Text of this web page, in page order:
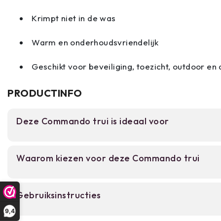
9,4
Krimpt niet in de was
Warm en onderhoudsvriendelijk
Geschikt voor beveiliging, toezicht, outdoor en
PRODUCTINFO
Deze Commando trui is ideaal voor
medewerkers in tactische sectoren die een
beveiligingsdiensten, militaire trainingen en
Waarom kiezen voor deze Commando trui
Fijn gebreid acryl dat niet krimpt in de was.
Gebruiksinstructies